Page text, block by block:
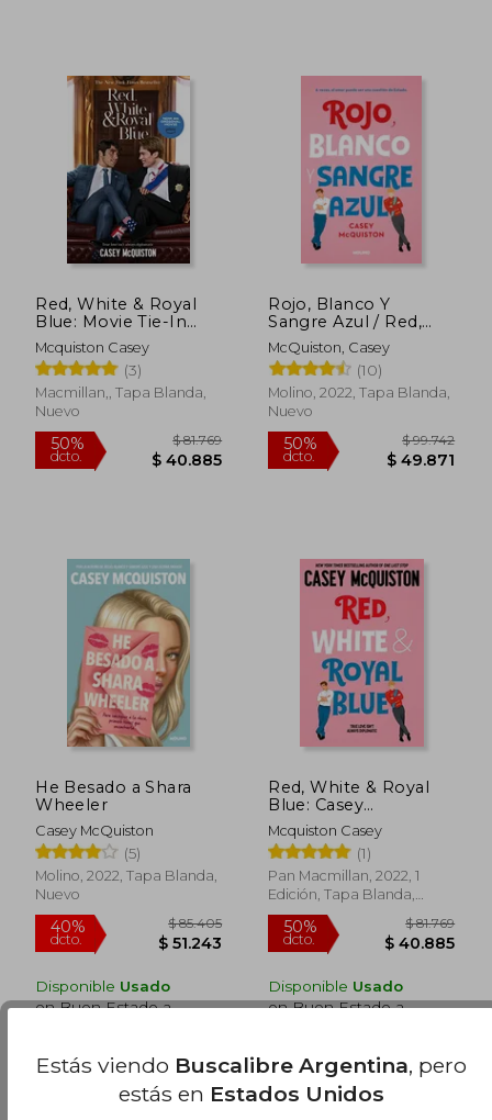
50%
dcto. $ 58.739
50%
dcto.
Red, White & Royal
Blue: Movie Tie-In
Edition (en Inglés)
Mcquiston Casey
(3)
Macmillan,, Tapa Blanda,
Nuevo
Rojo, Blanco Y
Sangre Azul / Red,
White & Royal Blue
McQuiston, Casey
(10)
Molino, 2022, Tapa Blanda,
Nuevo
He Besado a Shara
Wheeler
Casey McQuiston
(5)
Molino, 2022, Tapa Blanda,
Nuevo
Disponible Usado
en Buen Estado a
Red, White & Royal
Blue: Casey
Mcquiston (en Inglés)
Mcquiston Casey
(1)
Pan Macmillan, 2022, 1
Edición, Tapa Blanda,
Nuevo
Disponible Usado
en Buen Estado a
Estás viendo Buscalibre Argentina, pero
estás en Estados Unidos